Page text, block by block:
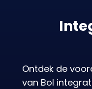
Ontdek de
van Bol